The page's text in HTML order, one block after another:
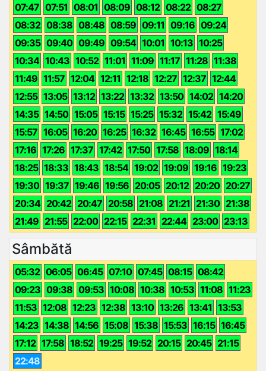
07:47 07:51 08:01 08:09 08:12 08:22 08:27
08:32 08:38 08:48 08:59 09:11 09:16 09:24
09:35 09:40 09:49 09:54 10:01 10:13 10:25
10:34 10:43 10:52 11:01 11:09 11:17 11:28 11:38
11:49 11:57 12:04 12:11 12:18 12:27 12:37 12:44
12:55 13:05 13:12 13:22 13:32 13:50 14:02 14:20
14:35 14:50 15:05 15:15 15:25 15:32 15:42 15:49
15:57 16:05 16:20 16:25 16:32 16:45 16:55 17:02
17:16 17:26 17:37 17:42 17:50 17:58 18:09 18:14
18:25 18:33 18:43 18:54 19:02 19:09 19:16 19:23
19:30 19:37 19:46 19:56 20:05 20:12 20:20 20:27
20:34 20:42 20:47 20:58 21:08 21:21 21:30 21:38
21:49 21:55 22:00 22:15 22:31 22:44 23:00 23:13
Sâmbătă
05:32 06:05 06:45 07:10 07:45 08:15 08:42
09:23 09:38 09:53 10:08 10:38 10:53 11:08 11:23
11:53 12:08 12:23 12:38 13:10 13:26 13:41 13:53
14:23 14:38 14:56 15:08 15:38 15:53 16:15 16:45
17:12 17:58 18:52 19:25 19:52 20:15 20:45 21:15
22:48